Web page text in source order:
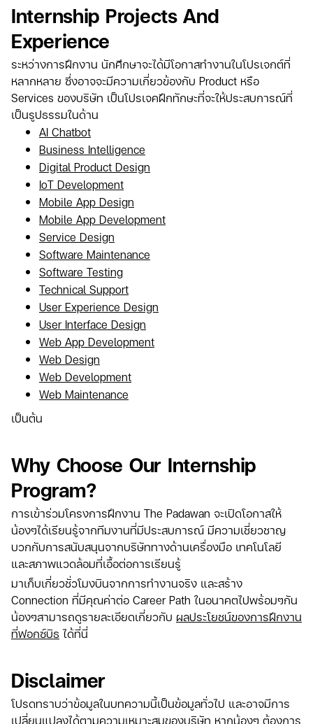
Internship Projects And
Experience
ระหว่างการฝึกงาน นักศึกษาจะได้มีโอกาสทำงานในโปรเจกต์ที่
หลากหลาย ซึ่งอาจจะมีความเกี่ยวข้องกับ Product หรือ
Services ของบริษัท เป็นโปรเจคฝึกทักษะที่จะให้ประสบการณ์ที่
เป็นรูปธรรมในด้าน
AI Chatbot
Business Intelligence
Digital Product Design
IoT Development
Mobile App Design
Mobile App Development
Service Design
Software Maintenance
Software Testing
Technical Support
User Experience Design
User Interface Design
Web App Development
Web Design
Web Development
Web Maintenance
เป็นต้น
Why Choose Our Internship
Program?
การเข้าร่วมโครงการฝึกงาน The Padawan จะเปิดโอกาสให้
น้องๆได้เรียนรู้จากทีมงานที่มีประสบการณ์ มีความเชี่ยวชาญ
บวกกับการสนับสนุนจากบริษัททางด้านเครื่องมือ เทคโนโลยี
และสภาพแวดล้อมที่เอื้อต่อการเรียนรู้
มาเก็บเกี่ยวชั่วโมงบินจากการทำงานจริง และสร้าง
Connection ที่มีคุณค่าต่อ Career Path ในอนาคตไปพร้อมๆกัน
น้องๆสามารถดูรายละเอียดเกี่ยวกับ ผลประโยชน์ของการฝึกงาน
ที่ฟอกซ์บิธ ได้ที่นี่
Disclaimer
โปรดทราบว่าข้อมูลในบทความนี้เป็นข้อมูลทั่วไป และอาจมีการ
เปลี่ยนแปลงได้ตามความเหมาะสมของบริษัท หากน้องๆ ต้องการ